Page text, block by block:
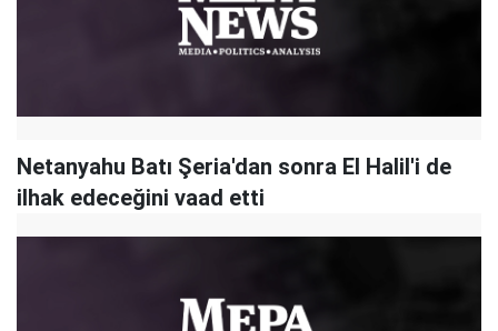
Netanyahu Batı Şeria'dan sonra El Halil'i de
ilhak edeceğini vaad etti